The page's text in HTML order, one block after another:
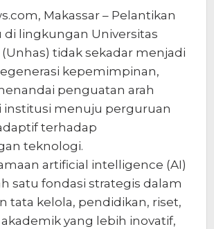
Makassar – Pelantikan
di lingkungan Universitas
tidak sekadar menjadi
kepemimpinan,
penguatan arah
institusi menuju perguruan
terhadap
teknologi.
artificial intelligence (AI)
satu fondasi strategis dalam
tata kelola, pendidikan, riset,
yang lebih inovatif,